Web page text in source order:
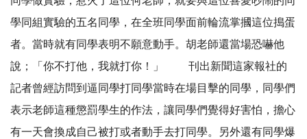
學同組實驗的五名同學，在全班同學面前輪流掌摑這位搗蛋
者。當時就有同學表明不願意動手。胡老師還當場恐嚇他
說；「你不打他，我就打你！」 刊出新聞這家報社的
記者曾經訪問到逼同學打同學當時在場目擊的同學，同學們
表示老師這種懲罰學生的作法，讓同學們覺得好害怕，擔心
有一天會換成自己被打或者動手去打同學。另外還有同學爆